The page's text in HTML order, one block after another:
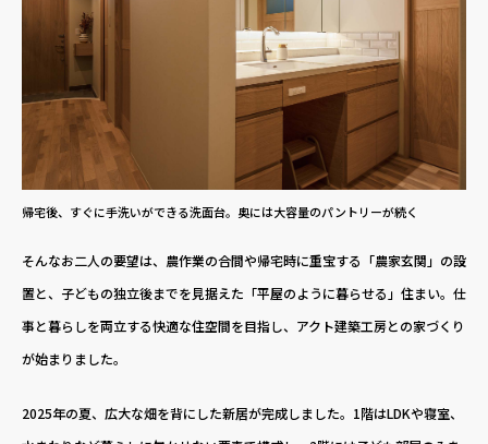
帰宅後、すぐに手洗いができる洗面台。奥には大容量のパントリーが続く
そんなお二人の要望は、農作業の合間や帰宅時に重宝する「農家玄関」の設
置と、子どもの独立後までを見据えた「平屋のように暮らせる」住まい。仕
事と暮らしを両立する快適な住空間を目指し、アクト建築工房との家づくり
が始まりました。
2025年の夏、広大な畑を背にした新居が完成しました。1階はLDKや寝室、